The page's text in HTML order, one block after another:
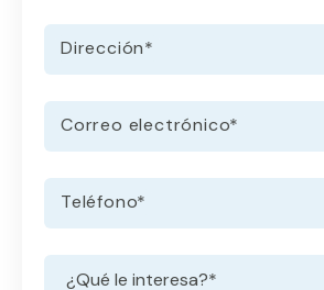
Solicitar información
Dirección*
Correo electrónico*
Teléfono*
Menú desplegable